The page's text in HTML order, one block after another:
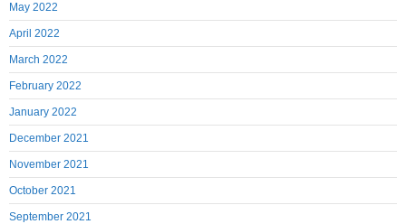
May 2022
April 2022
March 2022
February 2022
January 2022
December 2021
November 2021
October 2021
September 2021